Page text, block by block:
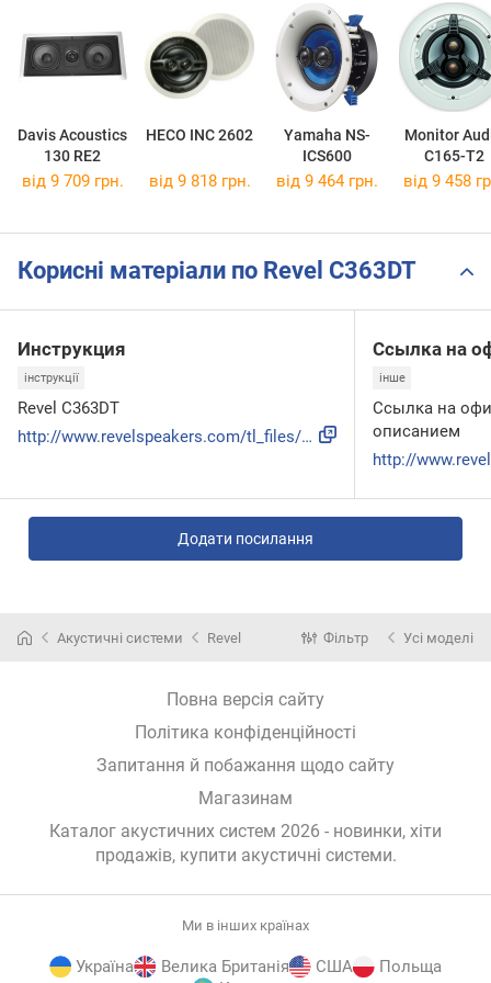
Davis Acoustics
130 RE2
HECO INC 2602
Yamaha NS-
ICS600
Monitor
C165-T2
від 9 709 грн. від 9 818 грн. від 9 464 грн. від 9 458
Корисні матеріали по Revel C363DT
Инструкция
інструкції
Revel C363DT
http://www.revelspeakers.com/tl_files/catalog//LuxuryCars/R...
Ссылка на
інше
Ссылка на
описанием
Додати посилання
Акустичні системи Revel Фільтр Усі моделі
Повна версія сайту
Політика конфіденційності
Запитання й побажання щодо сайту
Магазинам
Каталог акустичних систем 2026 - новинки, хіти
продажів, купити акустичні системи.
Ми в інших країнах
Україна Велика Британія США
Польща